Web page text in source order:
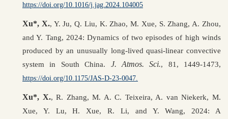
https://doi.org/10.1016/j.jag.2024.104005
Xu*, X., Y. Ju, Q. Liu, K. Zhao, M. Xue, S. Zhang, A. Zhou,
and Y. Tang, 2024: Dynamics of two episodes of high winds
produced by an unusually long-lived quasi-linear convective
system in South China. J. Atmos. Sci., 81 , 1449-1473,
https://doi.org/10.1175/JAS-D-23-0047.
Xu*, X., R. Zhang, M. A. C. Teixeira, A. van Niekerk, M.
Xue, Y. Lu, H. Xue, R. Li, and Y. Wang, 2024: A